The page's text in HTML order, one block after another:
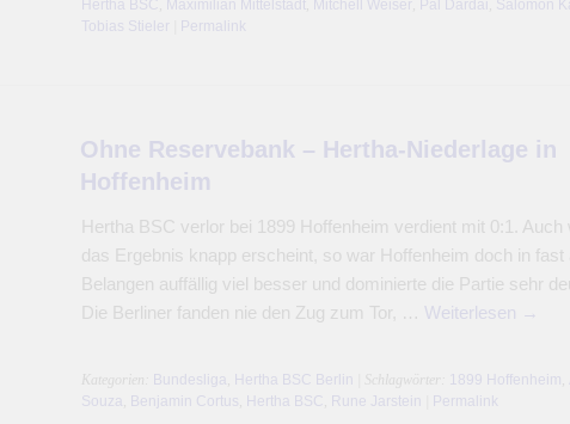
Hertha BSC
Maximilian Mittelstädt Mitchell Weiser Pal Dardai Salomon
Tobias Stieler
Permalink
Ohne Reservebank – Hertha-Niederlage in
Hoffenheim
Hertha BSC verlor bei 1899 Hoffenheim verdient mit 0:1. Auch
das Ergebnis knapp erscheint, so war Hoffenheim doch in fast
Belangen auffällig viel besser und dominierte die Partie sehr
Die Berliner fanden nie den Zug zum Tor, … Weiterlesen →
Kategorien: Bundesliga Hertha BSC Berlin | Schlagwörter: 1899 Hoffenheim
Souza
Benjamin Cortus Hertha BSC Rune Jarstein Permalink